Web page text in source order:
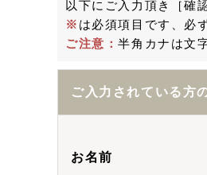
以下にご入力頂き［確
※ は必須項目です、必
ご注意：半角カナは文
ご入力されている方
お名前